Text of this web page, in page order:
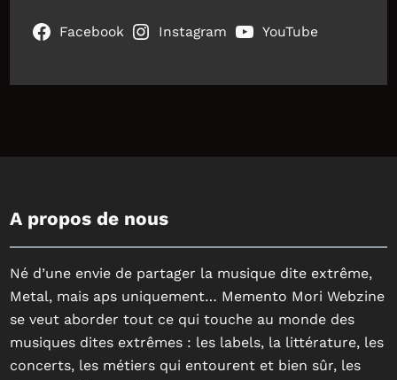
Facebook Instagram YouTube
A propos de nous
Né d’une envie de partager la musique dite extrême,
Metal, mais aps uniquement… Memento Mori Webzine
se veut aborder tout ce qui touche au monde des
musiques dites extrêmes : les labels, la littérature, les
concerts, les métiers qui entourent et bien sûr, les